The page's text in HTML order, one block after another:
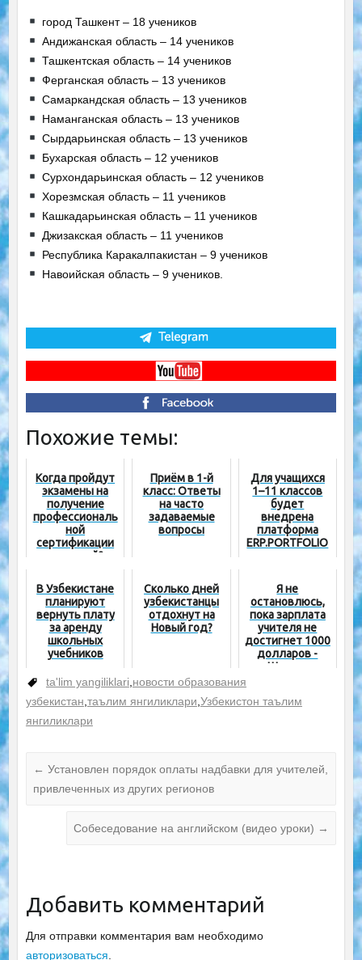
город Ташкент – 18 учеников
Андижанская область – 14 учеников
Ташкентская область – 14 учеников
Ферганская область – 13 учеников
Самаркандская область – 13 учеников
Наманганская область – 13 учеников
Сырдарьинская область – 13 учеников
Бухарская область – 12 учеников
Сурхондарьинская область – 12 учеников
Хорезмская область – 11 учеников
Кашкадарьинская область – 11 учеников
Джизакская область – 11 учеников
Республика Каракалпакистан – 9 учеников
Навоийская область – 9 учеников.
Похожие темы:
Когда пройдут
экзамены на
получение
профессиональ
ной
сертификации
учителей?
Приём в 1-й
класс: Ответы
на часто
задаваемые
вопросы
Для учащихся
1–11 классов
будет
внедрена
платформа
ERP.PORTFOLIO
В Узбекистане
планируют
вернуть плату
за аренду
школьных
учебников
Сколько дней
узбекистанцы
отдохнут на
Новый год?
Я не
остановлюсь,
пока зарплата
учителя не
достигнет 1000
долларов -
Шавкат
ta'lim yangiliklari,новости образования
узбекистан,таълим янгиликлари,Узбекистон таълим
янгиликлари
← Установлен порядок оплаты надбавки для учителей,
привлеченных из других регионов
Собеседование на английском (видео уроки) →
Добавить комментарий
Для отправки комментария вам необходимо
авторизоваться.